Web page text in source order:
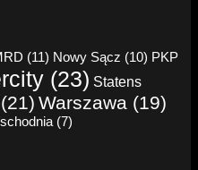
(11) Nowy Sącz (10) PKP
(23) Statens
Warszawa (19)
(7)